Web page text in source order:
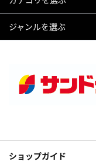
ジャンルを選ぶ
ショップガイド